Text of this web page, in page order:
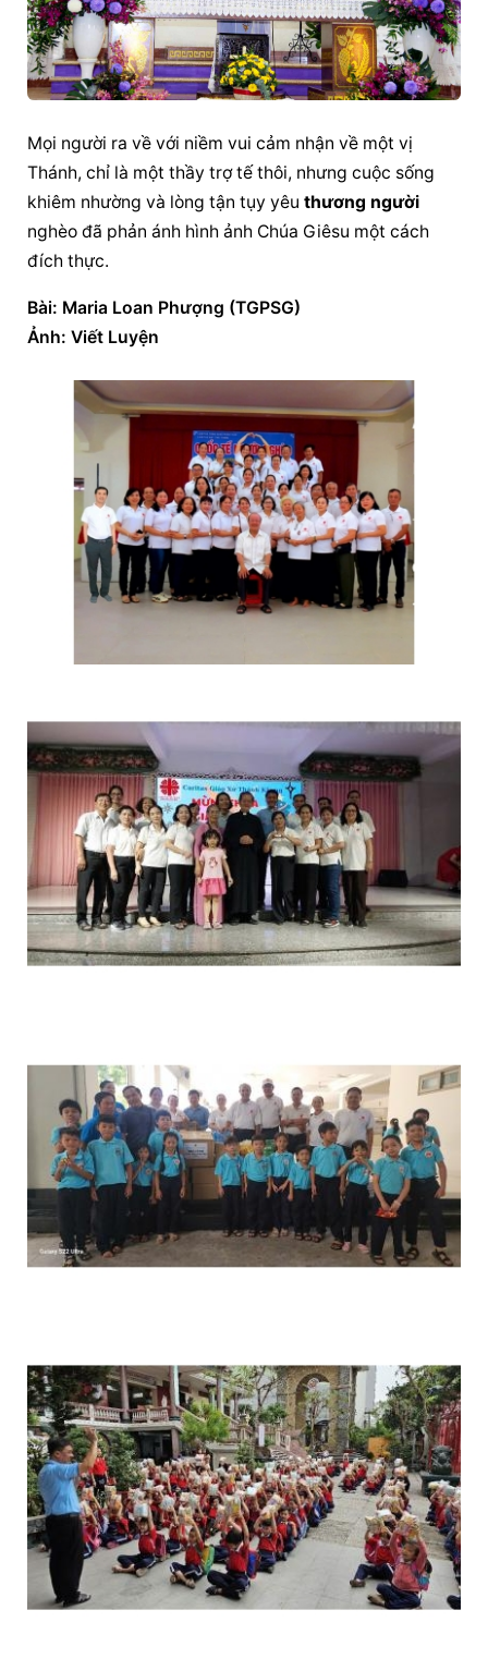
Mọi người ra về với niềm vui cảm nhận về một vị
khiêm nhường và lòng tận tụy yêu thương người
nghèo đã phản ánh hình ảnh Chúa Giêsu một cách
đích thực.
Bài: Maria Loan Phượng (TGPSG)
Ảnh: Viết Luyện